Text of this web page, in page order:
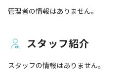
管理者の情報はありません。
スタッフ紹介
スタッフの情報はありません。